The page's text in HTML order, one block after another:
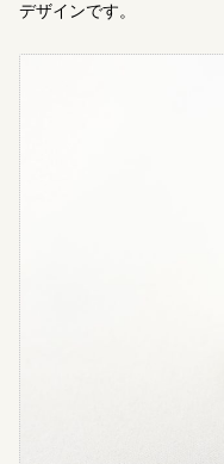
デザインです。